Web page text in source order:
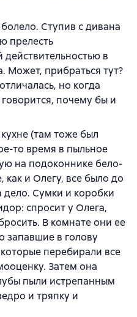
Ступив с дивана
прелесть
в
Может, прибраться тут?
но когда
почему бы и
(там тоже был
то время в пыльное
на подоконнике бело-
и Олегу, все было до
дело. Сумки и коробки
спросит у Олега,
В комнате они ее
запавшие в голову
перебирали все
Затем она
пыли истрепанным
и тряпку и